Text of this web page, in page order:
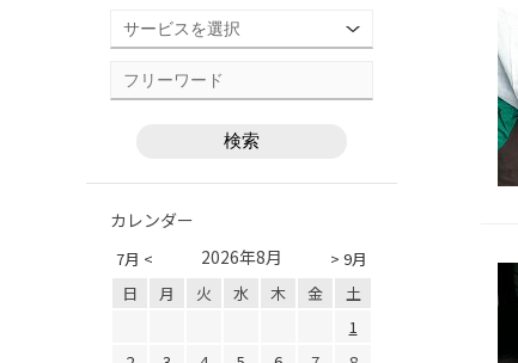
カレンダー
7月 < > 9月
2026年8月
日 月 火 水 木 金
土
1